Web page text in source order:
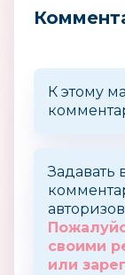
К этому
Задавать
своими
или